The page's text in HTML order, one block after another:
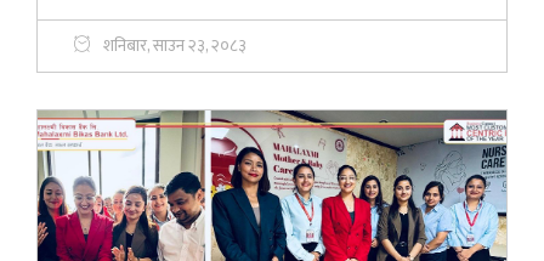
शनिबार, साउन २३, २०८३